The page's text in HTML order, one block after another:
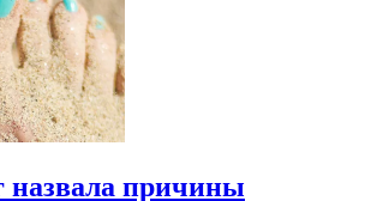
назвала причины